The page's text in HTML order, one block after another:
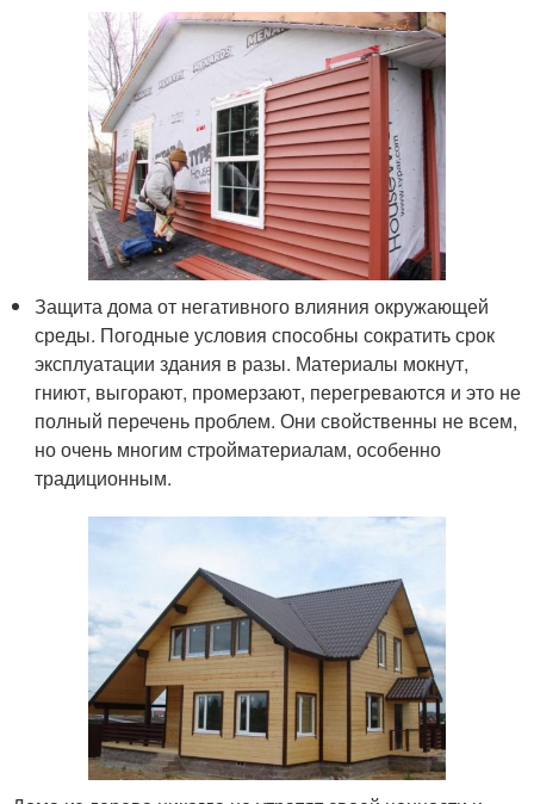
Защита дома от негативного влияния окружающей
среды. Погодные условия способны сократить срок
эксплуатации здания в разы. Материалы мокнут,
гниют, выгорают, промерзают, перегреваются и это не
полный перечень проблем. Они свойственны не всем,
но очень многим стройматериалам, особенно
традиционным.